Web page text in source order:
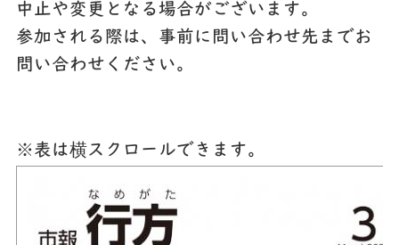
中止や変更となる場合がございます。
参加される際は、事前に問い合わせ先までお
問い合わせください。
※表は横スクロールできます。